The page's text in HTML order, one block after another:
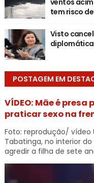
ventos
tem risco
Visto
diplomática
POSTAGEM EM
VÍDEO: Mãe é
praticar sexo na
Foto: reprodução/
Tabatinga, no interior
agredir a filha de sete